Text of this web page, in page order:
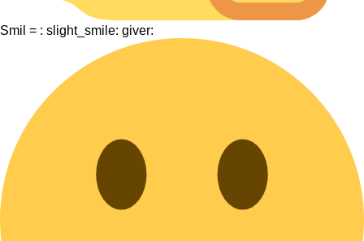
Smil = : slight_smile: giver: